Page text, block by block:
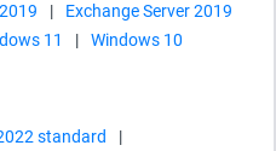
|
Exchange Server 2019
11 | Windows 10
standard
|